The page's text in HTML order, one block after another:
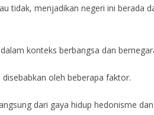
tidak, menjadikan negeri ini berada
konteks berbangsa dan
oleh beberapa faktor.
dari gaya hidup hedonisme